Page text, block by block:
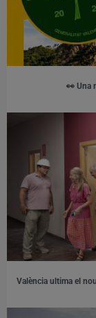
👀 Una
València ultima el